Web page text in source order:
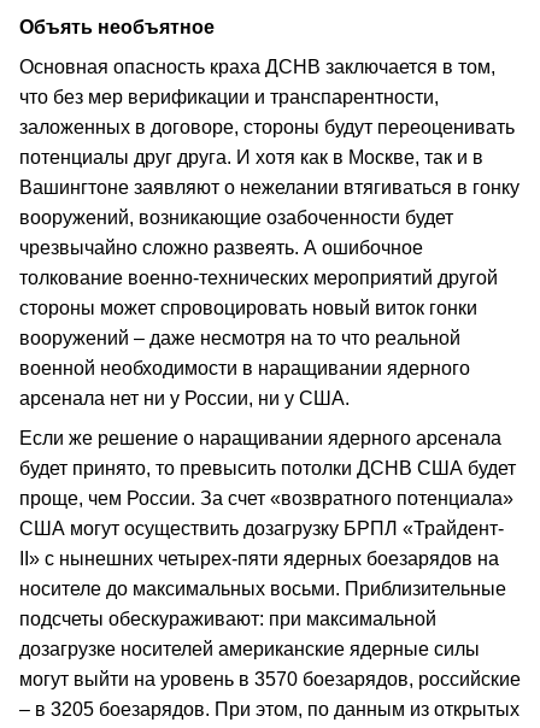
Объять необъятное
Основная опасность краха ДСНВ заключается в том,
что без мер верификации и транспарентности,
заложенных в договоре, стороны будут переоценивать
потенциалы друг друга. И хотя как в Москве, так и в
Вашингтоне заявляют о нежелании втягиваться в гонку
вооружений, возникающие озабоченности будет
чрезвычайно сложно развеять. А ошибочное
толкование военно-технических мероприятий другой
стороны может спровоцировать новый виток гонки
вооружений – даже несмотря на то что реальной
военной необходимости в наращивании ядерного
арсенала нет ни у России, ни у США.
Если же решение о наращивании ядерного арсенала
будет принято, то превысить потолки ДСНВ США будет
проще, чем России. За счет «возвратного потенциала»
США могут осуществить дозагрузку БРПЛ «Трайдент-
II» с нынешних четырех-пяти ядерных боезарядов на
носителе до максимальных восьми. Приблизительные
подсчеты обескураживают: при максимальной
дозагрузке носителей американские ядерные силы
могут выйти на уровень в 3570 боезарядов, российские
– в 3205 боезарядов. При этом, по данным из открытых